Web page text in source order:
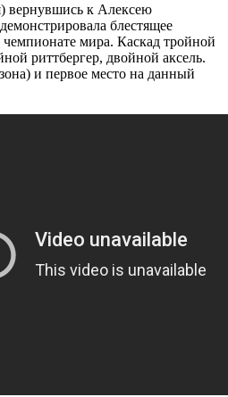
вернувшись к Алексею
блестящее
мира. Каскад тройной
риттбергер, двойной аксель.
и первое место на данный